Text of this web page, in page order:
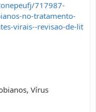
717987-
no-tratamento-
virais--revisao-de-lit
Vírus